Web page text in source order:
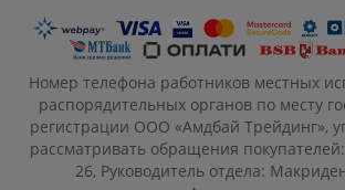
Номер телефона работников местных
распорядительных органов по месту
регистрации ООО «Амдбай Трейдинг»,
рассматривать обращения
26, Руководитель отдела: